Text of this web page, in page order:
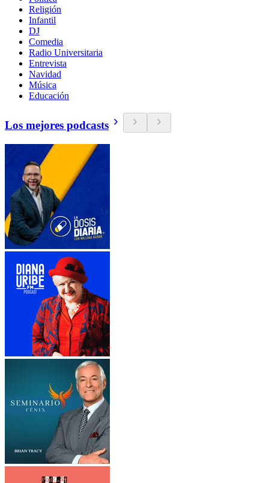
Religión
Infantil
DJ
Comedia
Radio Universitaria
Entrevista
Navidad
Música
Educación
Los mejores podcasts